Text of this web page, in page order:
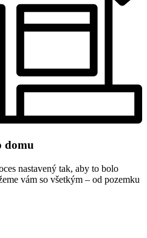
domu
nastavený tak, aby to bolo
vám so všetkým – od pozemku